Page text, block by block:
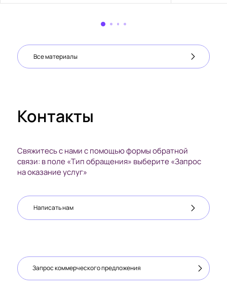
Все материалы
Контакты
Свяжитесь с нами с помощью формы обратной
связи: в поле «Тип обращения» выберите «Запрос
на оказание услуг»
Написать нам
Запрос коммерческого предложения